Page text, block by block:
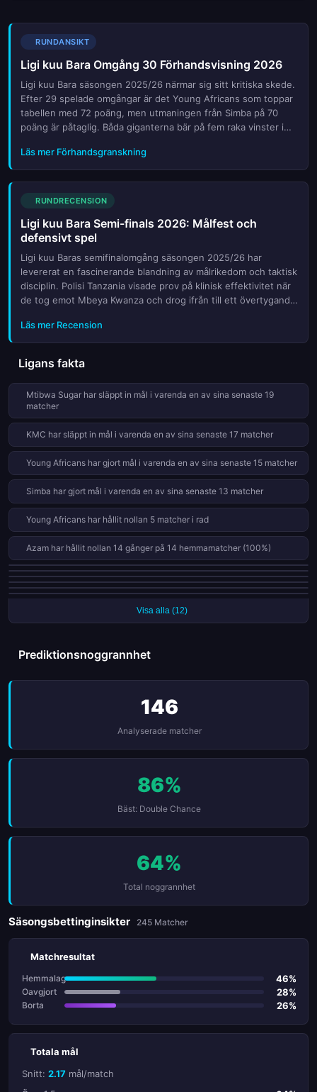
RUNDANSIKT
Ligi kuu Bara Omgång 30 Förhandsvisning 2026
Ligi kuu Bara säsongen 2025/26 närmar sig sitt kritiska skede.
Efter 29 spelade omgångar är det Young Africans som toppar
tabellen med 72 poäng, men utmaningen från Simba på 70
poäng är påtaglig. Båda giganterna bär på fem raka vinster i
t...
Läs mer Förhandsgranskning
RUNDRECENSION
Ligi kuu Bara Semi-finals 2026: Målfest och
defensivt spel
Ligi kuu Baras semifinalomgång säsongen 2025/26 har
levererat en fascinerande blandning av målrikedom och taktisk
disciplin. Polisi Tanzania visade prov på klinisk effektivitet när
de tog emot Mbeya Kwanza och drog ifrån till ett övertygande
Läs mer Recension
Ligans fakta
Mtibwa Sugar har släppt in mål i varenda en av sina senaste 19
matcher
KMC har släppt in mål i varenda en av sina senaste 17 matcher
Young Africans har gjort mål i varenda en av sina senaste 15 matcher
Simba har gjort mål i varenda en av sina senaste 13 matcher
Young Africans har hållit nollan 5 matcher i rad
Azam har hållit nollan 14 gånger på 14 hemmamatcher (100%)
Simba har vunnit sina senaste 5 ligamatcher
Young Africans har vunnit sina senaste 5 ligamatcher
Mtibwa Sugar har förlorat sina senaste 5 ligamatcher
KMC har förlorat sina senaste 5 ligamatcher
Simba har hållit nollan 4 matcher i rad
Visa alla (12)
Prediktionsnoggrannhet
146
Analyserade matcher
86%
Bäst: Double Chance
64%
Total noggrannhet
Säsongsbettinginsikter 245 Matcher
Matchresultat
Hemmalag 46%
Oavgjort 28%
Borta 26%
Totala mål
Snitt: 2.17 mål/match